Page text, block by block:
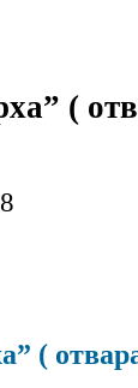
(
(